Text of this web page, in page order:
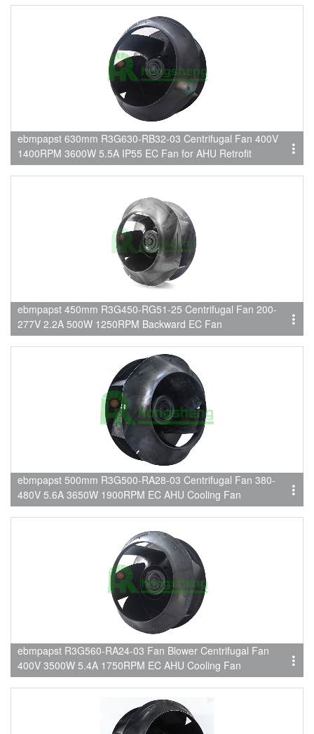
ebmpapst 630mm R3G630-RB32-03 Centrifugal Fan 400V
1400RPM 3600W 5.5A IP55 EC Fan for AHU Retrofit
ebmpapst 450mm R3G450-RG51-25 Centrifugal Fan 200-
277V 2.2A 500W 1250RPM Backward EC Fan
ebmpapst 500mm R3G500-RA28-03 Centrifugal Fan 380-
480V 5.6A 3650W 1900RPM EC AHU Cooling Fan
ebmpapst R3G560-RA24-03 Fan Blower Centrifugal Fan
400V 3500W 5.4A 1750RPM EC AHU Cooling Fan